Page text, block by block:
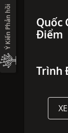
Quốc
Điểm
Trình
Ý Kiến Phản hồi